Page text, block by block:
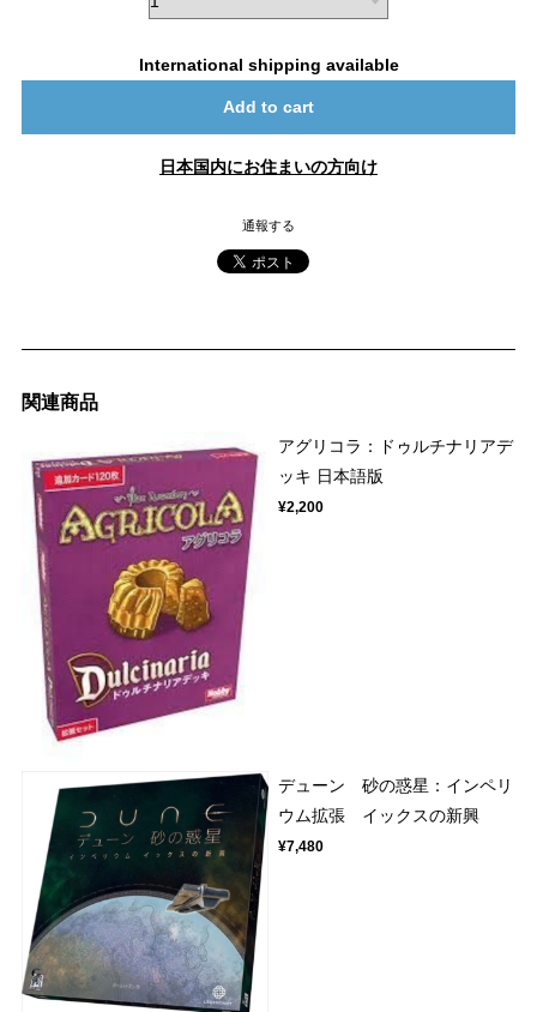
International shipping available
Add to cart
日本国内にお住まいの方向け
通報する
関連商品
アグリコラ：ドゥルチナリアデ
ッキ 日本語版
¥2,200
デューン 砂の惑星：インペリ
ウム拡張 イックスの新興
¥7,480